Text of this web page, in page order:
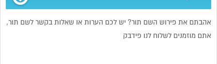
אהבתם את פירוש השם תור? יש לכם הערות או שאלות בקשר לשם תור,
אתם מוזמנים לשלוח לנו פידבק